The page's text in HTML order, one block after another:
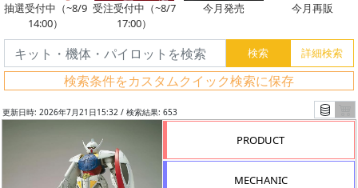
抽選受付中（~8/9
14:00）
受注受付中（~8/7
17:00）
今月発売 今月再販
検索条件をカスタムクイック検索に保存
更新日時: 2026年7月21日15:32 / 検索結果: 653
PRODUCT
MECHANIC